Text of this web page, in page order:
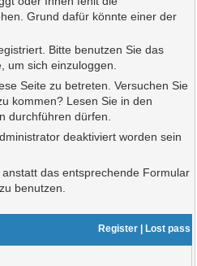
Grund dafür könnte einer der
Bitte benutzen Sie das
um sich einzuloggen.
Seite zu betreten. Versuchen Sie
kommen? Lesen Sie in den
durchführen dürfen.
deaktiviert worden sein
das entsprechende Formular
benutzen.
Register| Lost pass